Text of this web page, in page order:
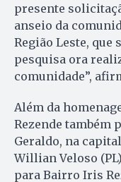
presente
anseio da
Região Leste, que
pesquisa ora
comunidade”,
Além da
Rezende também
Geraldo, na
Willian Veloso
para Bairro Iris